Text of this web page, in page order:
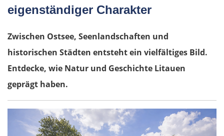
eigenständiger Charakter
Zwischen Ostsee, Seenlandschaften und
historischen Städten entsteht ein vielfältiges Bild.
Entdecke, wie Natur und Geschichte Litauen
geprägt haben.